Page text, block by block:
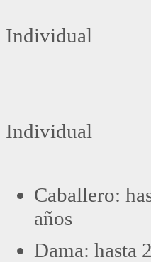
Individual
Individual
Caballero:
años
Dama: hasta